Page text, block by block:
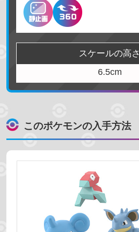
ポケモンを探す
名前で検索する
スケールの高さ
6.5cm
このポケモンの入手方法